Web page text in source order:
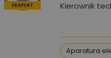
Kierownik
Aparatura